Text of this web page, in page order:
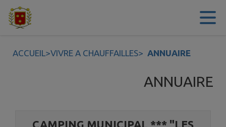
Contenu
ACCUEIL>VIVRE A CHAUFFAILLES> ANNUAIRE
ANNUAIRE
CAMPING MUNICIPAL *** "LES